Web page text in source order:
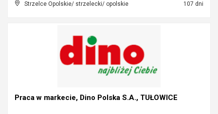
Strzelce Opolskie/ strzelecki/ opolskie 107 dni
Praca w markecie, Dino Polska S.A., TUŁOWICE